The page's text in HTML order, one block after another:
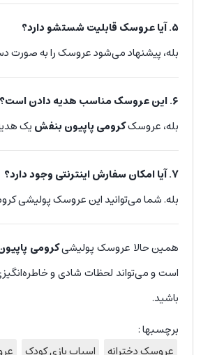
۵. آیا عروسک قابلیت شستشو دارد؟
بله، پیشنهاد می‌شود عروسک را به صورت
۶. این عروسک مناسب هدیه دادن است؟
بله، عروسککرومی پاپیون بنفش یک
7. آیا امکان سفارش اینترنتی وجود دارد؟
بله. شما می‌توانید این عروسک پولیشی
همین حالا عروسک پولیشیکرومی
است و می‌تواند لحظات شادی و خاطره‌انگیزی
باشید.
برچسبها :
عروسک دخترانه
اسباب بازی کودک